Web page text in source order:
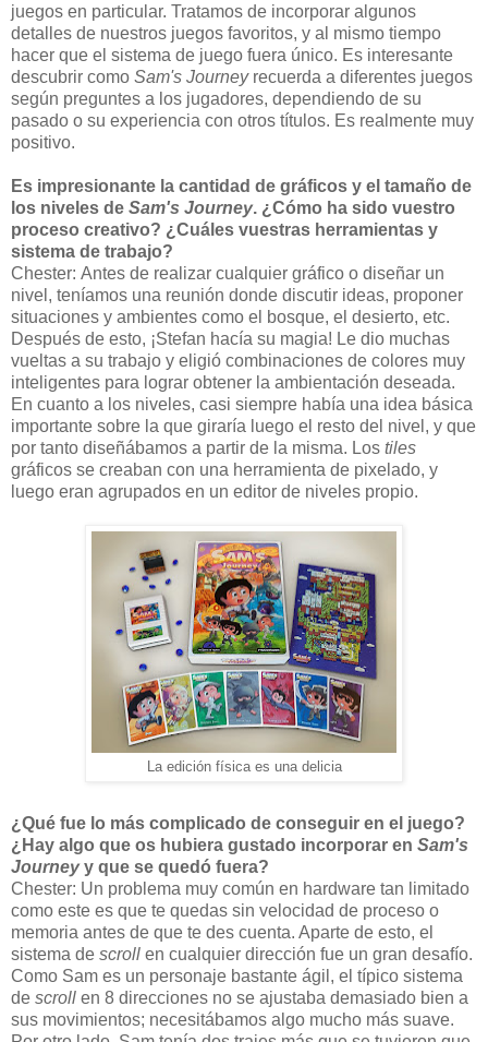
juegos en particular. Tratamos de incorporar algunos
detalles de nuestros juegos favoritos, y al mismo tiempo
hacer que el sistema de juego fuera único. Es interesante
descubrir como Sam's Journeyrecuerda a diferentes juegos
según preguntes a los jugadores, dependiendo de su
pasado o su experiencia con otros títulos. Es realmente muy
positivo.
Es impresionante la cantidad de gráficos y el tamaño de
los niveles de Sam's Journey. ¿Cómo ha sido vuestro
proceso creativo? ¿Cuáles vuestras herramientas y
sistema de trabajo?
Chester: Antes de realizar cualquier gráfico o diseñar un
nivel, teníamos una reunión donde discutir ideas, proponer
situaciones y ambientes como el bosque, el desierto, etc.
Después de esto, ¡Stefan hacía su magia! Le dio muchas
vueltas a su trabajo y eligió combinaciones de colores muy
inteligentes para lograr obtener la ambientación deseada.
En cuanto a los niveles, casi siempre había una idea básica
importante sobre la que giraría luego el resto del nivel, y que
por tanto diseñábamos a partir de la misma. Los tiles
gráficos se creaban con una herramienta de pixelado, y
luego eran agrupados en un editor de niveles propio.
La edición física es una delicia
¿Qué fue lo más complicado de conseguir en el juego?
¿Hay algo que os hubiera gustado incorporar en Sam's
Journeyy que se quedó fuera?
Chester: Un problema muy común en hardware tan limitado
como este es que te quedas sin velocidad de proceso o
memoria antes de que te des cuenta. Aparte de esto, el
sistema de scroll en cualquier dirección fue un gran desafío.
Como Sam es un personaje bastante ágil, el típico sistema
de scroll en 8 direcciones no se ajustaba demasiado bien a
sus movimientos; necesitábamos algo mucho más suave.